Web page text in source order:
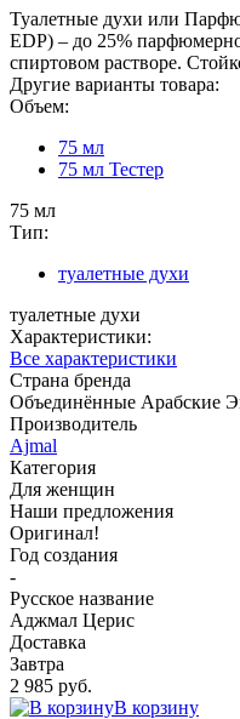
Туалетные духи или
EDP) – до 25%
спиртовом растворе.
Другие варианты товара:
Объем:
75 мл
75 мл Тестер
75 мл
Тип:
туалетные духи
туалетные духи
Характеристики:
Все характеристики
Страна бренда
Объединённые Арабские
Производитель
Ajmal
Категория
Для женщин
Наши предложения
Оригинал!
Год создания
-
Русское название
Аджмал Церис
Доставка
Завтра
2 985 руб.
В корзину